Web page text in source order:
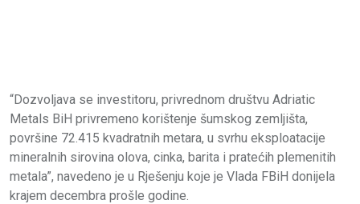
“Dozvoljava se investitoru, privrednom društvu Adriatic
Metals BiH privremeno korištenje šumskog zemljišta,
površine 72.415 kvadratnih metara, u svrhu eksploatacije
mineralnih sirovina olova, cinka, barita i pratećih plemenitih
metala”, navedeno je u Rješenju koje je Vlada FBiH donijela
krajem decembra prošle godine.